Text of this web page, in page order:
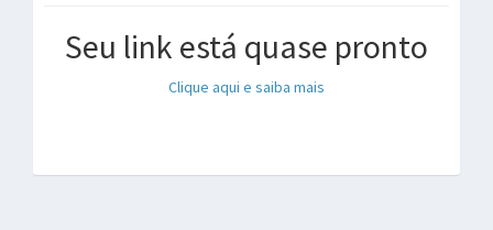
Seu link está quase pronto
Clique aqui e saiba mais